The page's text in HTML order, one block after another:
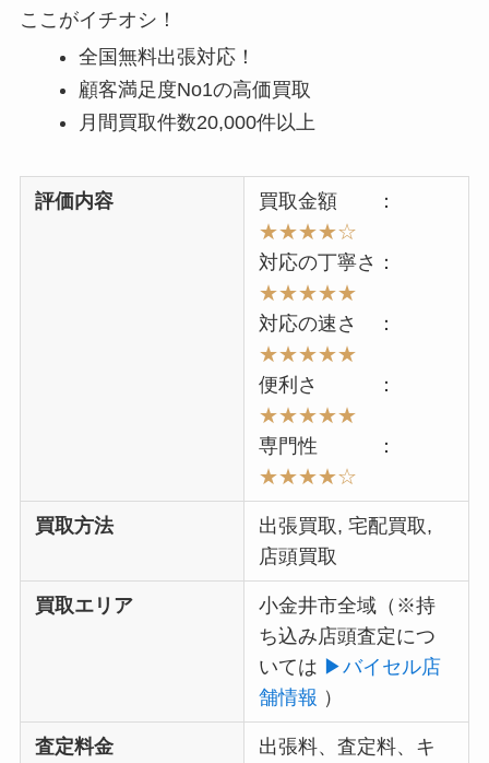
ここがイチオシ！
全国無料出張対応！
顧客満足度No1の高価買取
月間買取件数20,000件以上
評価内容
買取金額 ：
★★★★☆
対応の丁寧さ：
★★★★★
対応の速さ ：
★★★★★
便利さ ：
★★★★★
専門性 ：
★★★★☆
買取方法
出張買取, 宅配買取,
店頭買取
買取エリア 小金井市全域（ ※持
ち込み店頭査定につ
いては ▶︎バイセル店
舗情報 ）
査定料金
出張料、査定料、キ